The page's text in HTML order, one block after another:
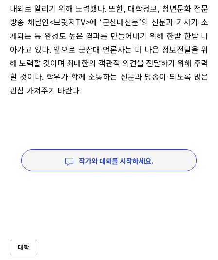
내외로 알리기 위해 노력했다. 또한, 대학정보, 청년문화 전문
방송 채널인<브릿지TV>에 ‘군산대신문’의 신문과 기사가 소
개되는 등 완성도 높은 결과를 만들어내기 위해 한발 한발 나
아가고 있다. 앞으로 군산대 언론사는 더 나은 정보전달을 위
해 노력할 것이며 최대한의 객관적 의견을 전달하기 위해 주력
할 것이다. 학우가 함께 소통하는 신문과 방송이 되도록 많은
관심 가져주기 바란다.
작가와 대화를 시작하세요.
대학